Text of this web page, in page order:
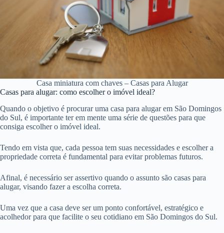
Casa miniatura com chaves – Casas para Alugar
Casas para alugar: como escolher o imóvel ideal?
Quando o objetivo é procurar uma casa para alugar em São Domingos
do Sul, é importante ter em mente uma série de questões para que
consiga escolher o imóvel ideal.
Tendo em vista que, cada pessoa tem suas necessidades e escolher a
propriedade correta é fundamental para evitar problemas futuros.
Afinal, é necessário ser assertivo quando o assunto são casas para
alugar, visando fazer a escolha correta.
Uma vez que a casa deve ser um ponto confortável, estratégico e
acolhedor para que facilite o seu cotidiano em São Domingos do Sul.